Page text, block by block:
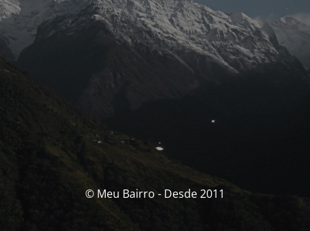
© Meu Bairro - Desde 2011